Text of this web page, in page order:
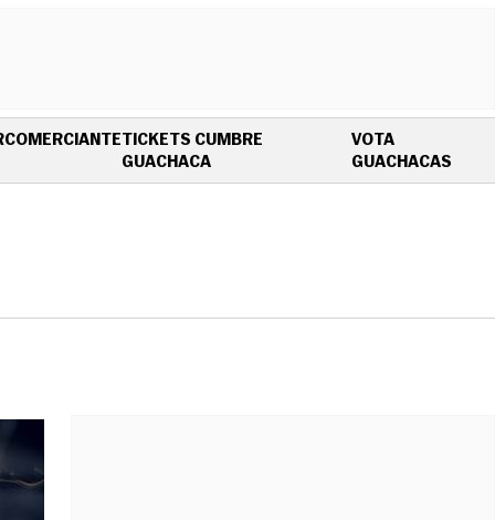
COMERCIANTETICKETS CUMBRE
GUACHACAOPENS IN NEW WINDOW
VOTA
GUACHACAS